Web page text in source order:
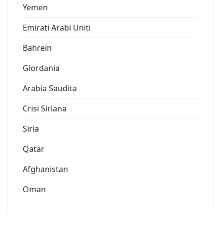
Yemen
Emirati Arabi Uniti
Bahrein
Giordania
Arabia Saudita
Crisi Siriana
Siria
Qatar
Afghanistan
Oman